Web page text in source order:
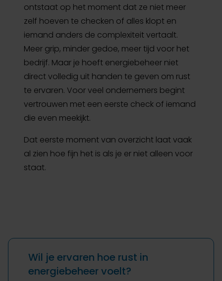
ontstaat op het moment dat ze niet meer
zelf hoeven te checken of alles klopt en
iemand anders de complexiteit vertaalt.
Meer grip, minder gedoe, meer tijd voor het
bedrijf. Maar je hoeft energiebeheer niet
direct volledig uit handen te geven om rust
te ervaren. Voor veel ondernemers begint
vertrouwen met een eerste check of iemand
die even meekijkt.
Dat eerste moment van overzicht laat vaak
al zien hoe fijn het is als je er niet alleen voor
staat.
Wil je ervaren hoe rust in
energiebeheer voelt?